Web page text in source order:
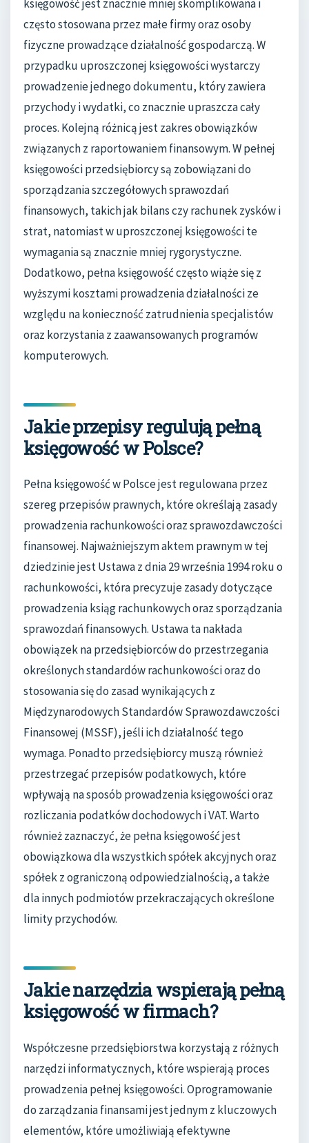
księgowość jest znacznie mniej skomplikowana i
często stosowana przez małe firmy oraz osoby
fizyczne prowadzące działalność gospodarczą. W
przypadku uproszczonej księgowości wystarczy
prowadzenie jednego dokumentu, który zawiera
przychody i wydatki, co znacznie upraszcza cały
proces. Kolejną różnicą jest zakres obowiązków
związanych z raportowaniem finansowym. W pełnej
księgowości przedsiębiorcy są zobowiązani do
sporządzania szczegółowych sprawozdań
finansowych, takich jak bilans czy rachunek zysków i
strat, natomiast w uproszczonej księgowości te
wymagania są znacznie mniej rygorystyczne.
Dodatkowo, pełna księgowość często wiąże się z
wyższymi kosztami prowadzenia działalności ze
względu na konieczność zatrudnienia specjalistów
oraz korzystania z zaawansowanych programów
komputerowych.
Jakie przepisy regulują pełną
księgowość w Polsce?
Pełna księgowość w Polsce jest regulowana przez
szereg przepisów prawnych, które określają zasady
prowadzenia rachunkowości oraz sprawozdawczości
finansowej. Najważniejszym aktem prawnym w tej
dziedzinie jest Ustawa z dnia 29 września 1994 roku o
rachunkowości, która precyzuje zasady dotyczące
prowadzenia ksiąg rachunkowych oraz sporządzania
sprawozdań finansowych. Ustawa ta nakłada
obowiązek na przedsiębiorców do przestrzegania
określonych standardów rachunkowości oraz do
stosowania się do zasad wynikających z
Międzynarodowych Standardów Sprawozdawczości
Finansowej (MSSF), jeśli ich działalność tego
wymaga. Ponadto przedsiębiorcy muszą również
przestrzegać przepisów podatkowych, które
wpływają na sposób prowadzenia księgowości oraz
rozliczania podatków dochodowych i VAT. Warto
również zaznaczyć, że pełna księgowość jest
obowiązkowa dla wszystkich spółek akcyjnych oraz
spółek z ograniczoną odpowiedzialnością, a także
dla innych podmiotów przekraczających określone
limity przychodów.
Jakie narzędzia wspierają pełną
księgowość w firmach?
Współczesne przedsiębiorstwa korzystają z różnych
narzędzi informatycznych, które wspierają proces
prowadzenia pełnej księgowości. Oprogramowanie
do zarządzania finansami jest jednym z kluczowych
elementów, które umożliwiają efektywne